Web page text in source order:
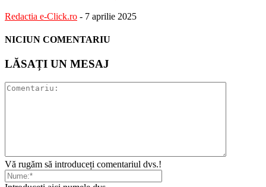
Redactia e-Click.ro - 7 aprilie 2025
NICIUN COMENTARIU
LĂSAȚI UN MESAJ
Vă rugăm să introduceți comentariul dvs.!